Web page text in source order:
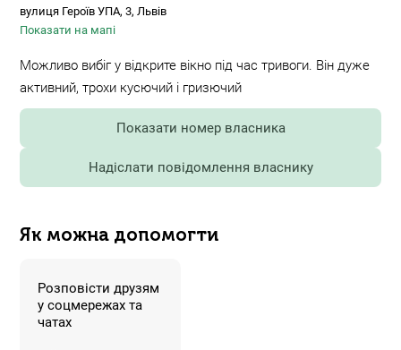
вулиця Героїв УПА, 3, Львів
Показати на мапі
Можливо вибіг у відкрите вікно під час тривоги. Він дуже
активний, трохи кусючий і гризючий
Показати номер власника
Надіслати повідомлення власнику
Як можна допомогти
Розповісти друзям
у соцмережах та
чатах